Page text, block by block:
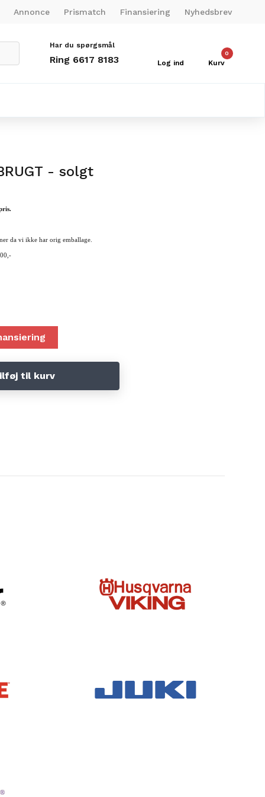
Annonce Prismatch Finansiering Nyhedsbrev
Har du spørgsmål
Ring 6617 8183 Log ind
0
Kurv
- solgt
da vi ikke har orig emballage
de 6 mdr. som feks kræver en ny reservedel som vi IKKE kan skaffe, så tilbyder
til kurv